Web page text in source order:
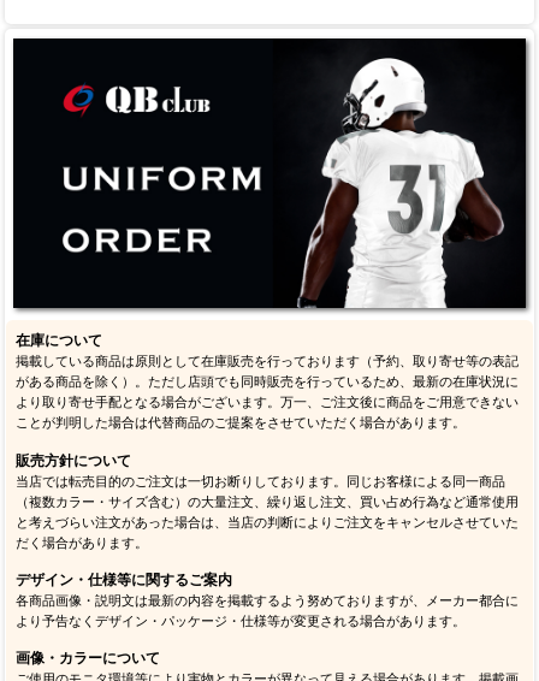
在庫について
掲載している商品は原則として在庫販売を行っております（予約、取り寄せ等の表記
がある商品を除く）。ただし店頭でも同時販売を行っているため、最新の在庫状況に
より取り寄せ手配となる場合がございます。万一、ご注文後に商品をご用意できない
ことが判明した場合は代替商品のご提案をさせていただく場合があります。
販売方針について
当店では転売目的のご注文は一切お断りしております。同じお客様による同一商品
（複数カラー・サイズ含む）の大量注文、繰り返し注文、買い占め行為など通常使用
と考えづらい注文があった場合は、当店の判断によりご注文をキャンセルさせていた
だく場合があります。
デザイン・仕様等に関するご案内
各商品画像・説明文は最新の内容を掲載するよう努めておりますが、メーカー都合に
より予告なくデザイン・パッケージ・仕様等が変更される場合があります。
画像・カラーについて